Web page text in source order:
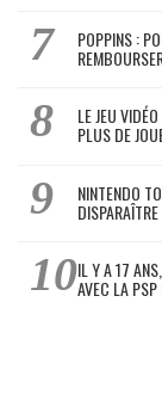
POPPINS :
LE JEU
PLUS DE
NINTENDO
IL Y A 17
AVEC LA